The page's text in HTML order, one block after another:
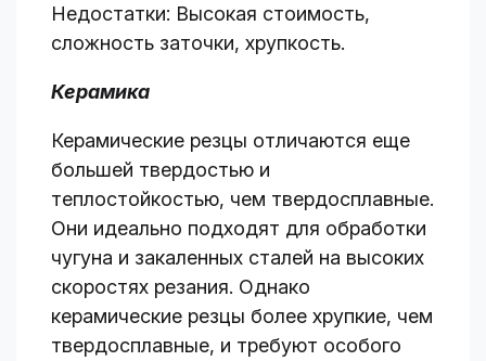
Недостатки: Высокая стоимость,
сложность заточки, хрупкость.
Керамика
Керамические резцы отличаются еще
большей твердостью и
теплостойкостью, чем твердосплавные.
Они идеально подходят для обработки
чугуна и закаленных сталей на высоких
скоростях резания. Однако
керамические резцы более хрупкие, чем
твердосплавные, и требуют особого